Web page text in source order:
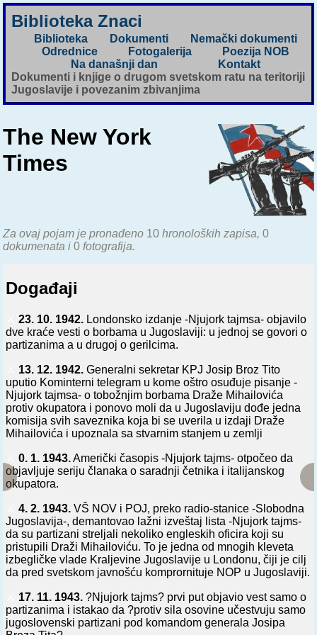
Biblioteka Znaci
Biblioteka Dokumenti
Nemački dokumenti
Odrednice
Fotogalerija
Poezija NOB
Na današnji dan
Kontakt
Dokumenti i knjige o drugom svetskom ratu na teritoriji
Jugoslavije i povezanim zbivanjima
The New York
Times
Za ovaj pojam je pronađeno 10 hronoloških zapisa,0
dokumenata i0 fotografija.
Događaji
23. 10. 1942. Londonsko izdanje -Njujork tajmsa- objavilo
dve kraće vesti o borbama u Jugoslaviji: u jednoj se govori o
partizanima a u drugoj o gerilcima.
13. 12. 1942. Generalni sekretar KPJ Josip Broz Tito
uputio Kominterni telegram u kome oštro osuđuje pisanje -
Njujork tajmsa- o tobožnjim borbama Draže Mihailovića
protiv okupatora i ponovo moli da u Jugoslaviju dođe jedna
komisija svih saveznika koja bi se uverila u izdaji Draže
Mihailovića i upoznala sa stvarnim stanjem u zemlji
0. 1. 1943. Američki časopis -Njujork tajms- otpočeo da
objavljuje seriju članaka o saradnji četnika i italijanskog
okupatora.
4. 2. 1943. VŠ NOV i POJ, preko radio-stanice -Slobodna
Jugoslavija-, demantovao lažni izveštaj lista -Njujork tajms-
da su partizani streljali nekoliko engleskih oficira koji su
pristupili Draži Mihailoviću. To je jedna od mnogih kleveta
izbegličke vlade Kraljevine Jugoslavije u Londonu, čiji je cilj
da pred svetskom javnošću komprornituje NOP u Jugoslaviji.
17. 11. 1943. ?Njujork tajms? prvi put objavio vest samo o
partizanima i istakao da ?protiv sila osovine učestvuju samo
jugoslovenski partizani pod komandom generala Josipa